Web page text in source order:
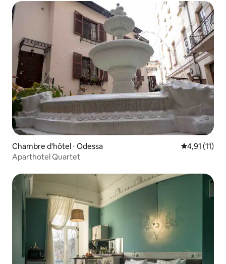
Chambre d'hôtel ⋅ Odessa Évaluation
4,91 (11)
Aparthotel Quartet